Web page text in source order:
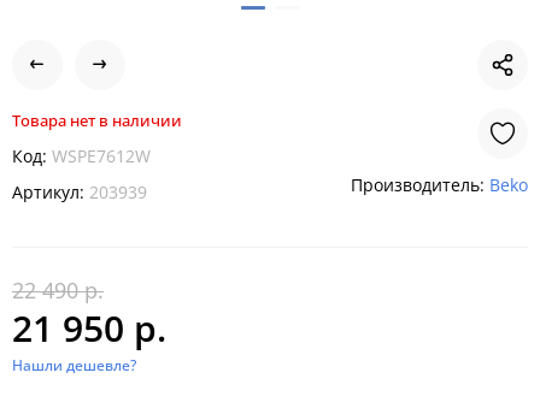
Товара нет в наличии
Код: WSPE7612W
Артикул: 203939 Производитель: Beko
22 490 р.
21 950 р.
Нашли дешевле?